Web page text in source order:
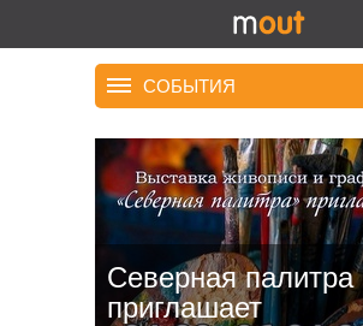
СОБЫТИЯ
Северная палитра
приглашает